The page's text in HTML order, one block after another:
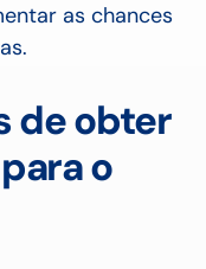
as chances
de obter
o